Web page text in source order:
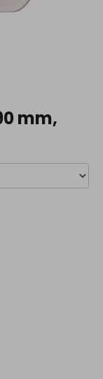
mm,